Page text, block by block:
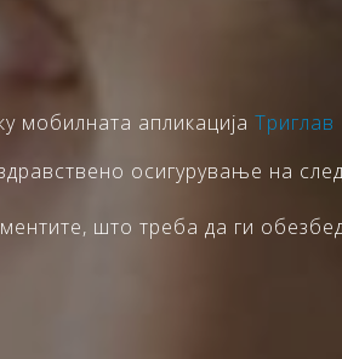
мобилната апликација Триглав
осигурување на
што треба да ги